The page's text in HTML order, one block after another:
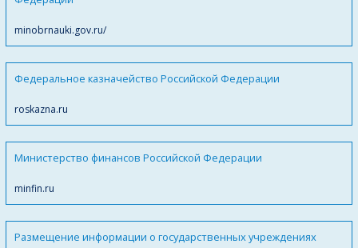
minobrnauki.gov.ru/
Федеральное казначейство Российской Федерации
roskazna.ru
Министерство финансов Российской Федерации
minfin.ru
Размещение информации о государственных учреждениях